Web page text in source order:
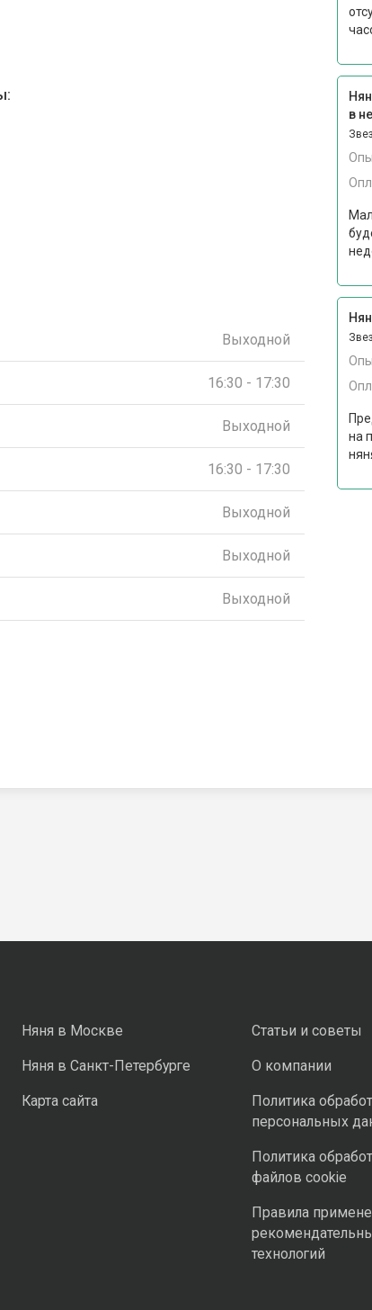
Выходной
16:30 - 17:30
Выходной
16:30 - 17:30
Выходной
Выходной
Выходной
в
на
Няня в Москве
Няня в Санкт-Петербурге
Карта сайта
Статьи и советы
О компании
Политика
персональных
Политика
файлов cookie
Правила
технологий